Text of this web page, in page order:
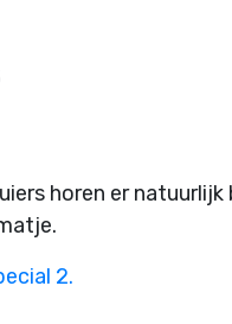
horen er natuurlijk
2.